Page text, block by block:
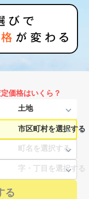
価格はいくら？
る